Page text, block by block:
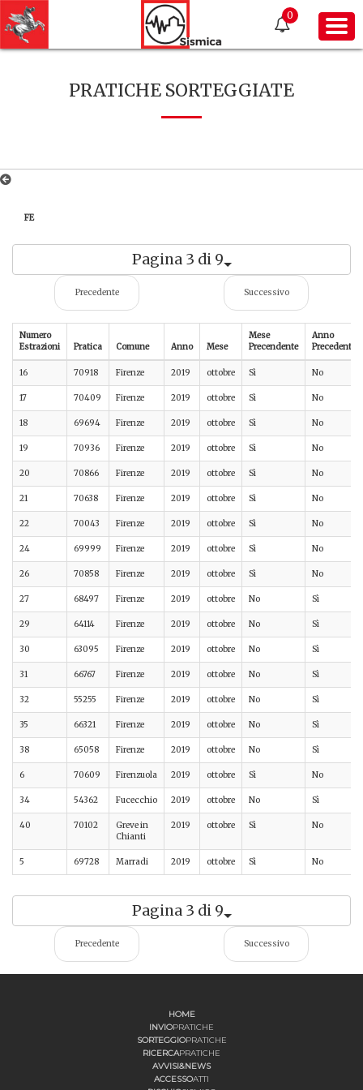
0
PRATICHE SORTEGGIATE
FE
Pagina 3 di 9
Precedente Successivo
Numero
Estrazioni
Pratica Comune Anno Mese
Mese
Precendente
Anno
Precedente
16 70918 Firenze 2019 ottobre Sì No
17 70409 Firenze 2019 ottobre Sì No
18 69694 Firenze 2019 ottobre Sì No
19 70936 Firenze 2019 ottobre Sì No
20 70866 Firenze 2019 ottobre Sì No
21 70638 Firenze 2019 ottobre Sì No
22 70043 Firenze 2019 ottobre Sì No
24 69999 Firenze 2019 ottobre Sì No
26 70858 Firenze 2019 ottobre Sì No
27 68497 Firenze 2019 ottobre No Sì
29 64114 Firenze 2019 ottobre No Sì
30 63095 Firenze 2019 ottobre No Sì
31 66767 Firenze 2019 ottobre No Sì
32 55255 Firenze 2019 ottobre No Sì
35 66321 Firenze 2019 ottobre No Sì
38 65058 Firenze 2019 ottobre No Sì
6 70609 Firenzuola 2019 ottobre Sì No
34 54362 Fucecchio 2019 ottobre No Sì
40 70102
Greve in
Chianti
2019 ottobre Sì No
5 69728 Marradi 2019 ottobre Sì No
Pagina 3 di 9
Precedente Successivo
HOME
INVIOPRATICHE
SORTEGGIOPRATICHE
RICERCAPRATICHE
AVVISI&NEWS
ACCESSOATTI